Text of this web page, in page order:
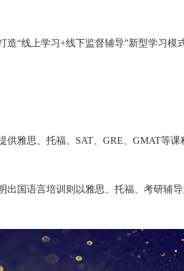
“线上学习+线下监督辅导”新型学习模
雅思、托福、SAT、GRE、GMAT等
国语言培训则以雅思、托福、考研辅